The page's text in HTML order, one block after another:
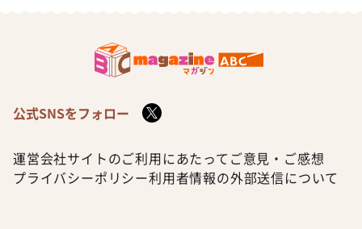
公式SNSをフォロー
運営会社サイトのご利用にあたって ご意見・ご感想
プライバシーポリシー利用者情報の外部送信について